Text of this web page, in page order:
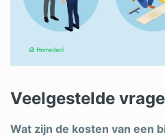
Veelgestelde
Wat zijn de kosten van een